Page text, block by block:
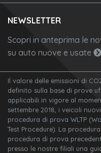
NEWSLETTER
Scopri in anteprima le
su auto nuove e usate
Il valore delle emissioni di
definito sulla base di prove
applicabili in vigore al
settembre 2018, i veicoli
procedura di prova WLTP
Test Procedure). La
procedura di prova
presso le nostre filiali una